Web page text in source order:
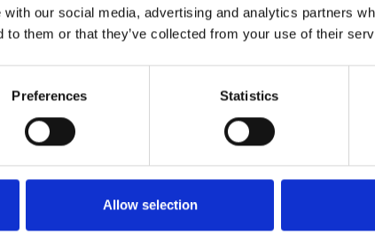
our social media, advertising and analytics partners
to them or that they’ve collected from your use of their
Preferences Statistics
Allow selection